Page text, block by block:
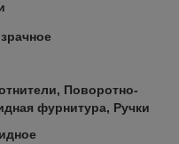
Поворотно-
фурнитура, Ручки